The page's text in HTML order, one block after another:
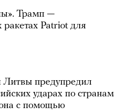
Трамп —
Patriot для
предупредил
ударах по странам
с помощью